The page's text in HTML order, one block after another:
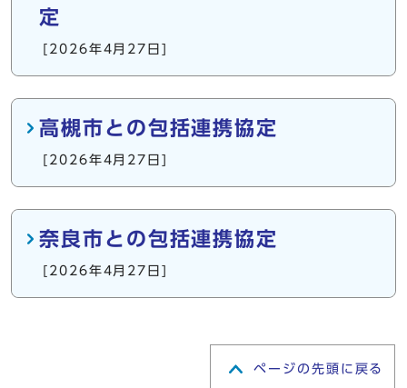
定
[2026年4月27日]
高槻市との包括連携協定
[2026年4月27日]
奈良市との包括連携協定
[2026年4月27日]
ページの先頭に戻る